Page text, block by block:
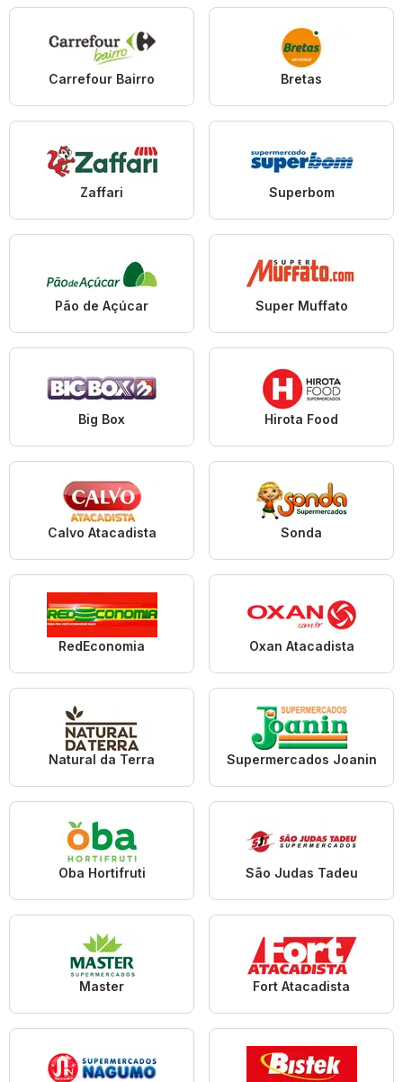
Carrefour Bairro Bretas
Zaffari Superbom
Pão de Açúcar Super Muffato
Big Box Hirota Food
Calvo Atacadista Sonda
RedEconomia Oxan Atacadista
Natural da Terra Supermercados Joanin
Oba Hortifruti São Judas Tadeu
Master Fort Atacadista